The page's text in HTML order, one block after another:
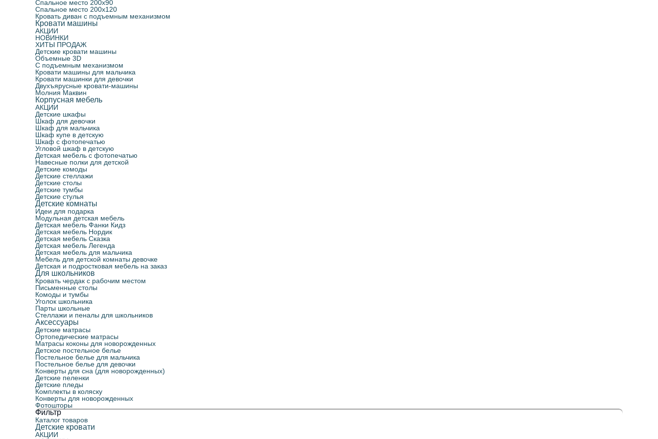
Спальное место 200х90
Спальное место 200х120
Кровать диван с подъемным механизмом
Кровати машины
АКЦИИ
НОВИНКИ
ХИТЫ ПРОДАЖ
Детские кровати машины
Объемные 3D
С подъемным механизмом
Кровати машины для мальчика
Кровати машинки для девочки
Двухъярусные кровати-машины
Молния Маквин
Корпусная мебель
АКЦИИ
Детские шкафы
Шкаф для девочки
Шкаф для мальчика
Шкаф купе в детскую
Шкаф с фотопечатью
Угловой шкаф в детскую
Детская мебель с фотопечатью
Навесные полки для детской
Детские комоды
Детские стеллажи
Детские столы
Детские тумбы
Детские стулья
Детские комнаты
Идеи для подарка
Модульная детская мебель
Детская мебель Фанки Кидз
Детская мебель Нордик
Детская мебель Сказка
Детская мебель Легенда
Детская мебель для мальчика
Мебель для детской комнаты девочке
Детская и подростковая мебель на заказ
Для школьников
Кровать чердак с рабочим местом
Письменные столы
Комоды и тумбы
Уголок школьника
Парты школьные
Стеллажи и пеналы для школьников
Аксессуары
Детские матрасы
Ортопедические матрасы
Матрасы коконы для новорожденных
Детское постельное белье
Постельное белье для мальчика
Постельное белье для девочки
Конверты для сна (для новорожденных)
Детские пеленки
Детские пледы
Комплекты в коляску
Конверты для новорожденных
Фотошторы
Фильтр
Каталог товаров
Детские кровати
АКЦИИ